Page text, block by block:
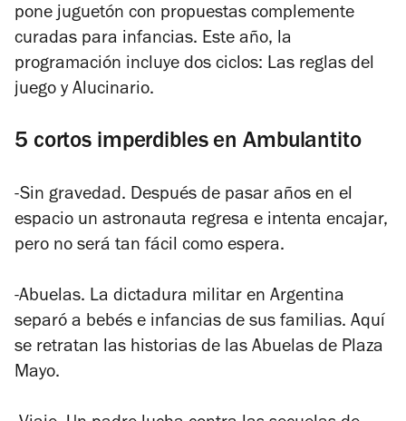
pone juguetón con propuestas complemente
curadas para infancias. Este año, la
programación incluye dos ciclos: Las reglas del
juego y Alucinario.
5 cortos imperdibles en Ambulantito
-Sin gravedad. Después de pasar años en el
espacio un astronauta regresa e intenta encajar,
pero no será tan fácil como espera.
-Abuelas. La dictadura militar en Argentina
separó a bebés e infancias de sus familias. Aquí
se retratan las historias de las Abuelas de Plaza
Mayo.